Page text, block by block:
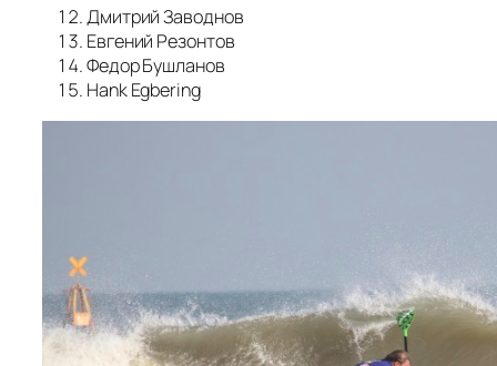
Дмитрий Заводнов
Евгений Резонтов
Федор Бушланов
Hank Egbering